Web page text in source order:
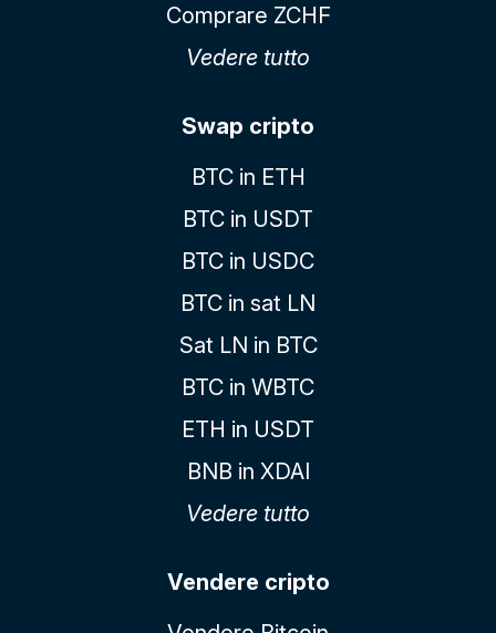
Comprare ZCHF
Vedere tutto
Swap cripto
BTC in ETH
BTC in USDT
BTC in USDC
BTC in sat LN
Sat LN in BTC
BTC in WBTC
ETH in USDT
BNB in XDAI
Vedere tutto
Vendere cripto